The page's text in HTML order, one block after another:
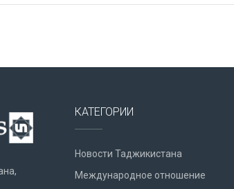
КАТЕГОРИИ
Новости Таджикистана
Международное отношение